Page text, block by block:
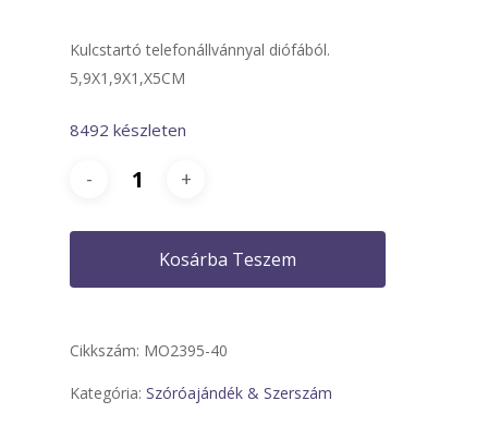
Kulcstartó telefonállvánnyal diófából.
5,9X1,9X1,X5CM
8492 készleten
Kosárba Teszem
Cikkszám: MO2395-40
Kategória: Szóróajándék & Szerszám